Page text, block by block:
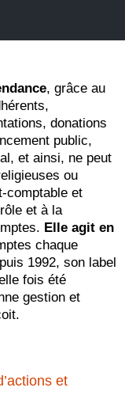
, grâce au
donations
public,
et ainsi, ne peut
ou
comptable et
et à la
Elle agit en
chaque
1992, son label
fois été
gestion et
et